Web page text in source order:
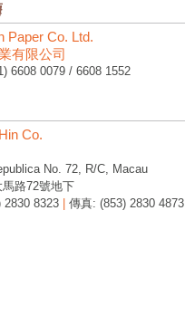
Paper Co. Ltd.
有限公司
6608 0079 / 6608 1552
Co.
No. 72, R/C, Macau
路72號地下
2830 8323
傳真: (853) 2830 4873